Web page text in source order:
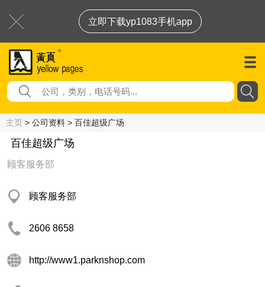
立即下载yp1083手机app
主页 > 公司资料 > 百佳超级广场
百佳超级广场
顾客服务部
顾客服务部
2606 8658
http://www1.parknshop.com